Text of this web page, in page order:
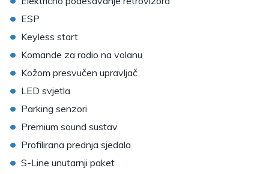
• ESP
• Keyless start
• Komande za radio na volanu
• Kožom presvučen upravljač
• LED svjetla
• Parking senzori
• Premium sound sustav
• Profilirana prednja sjedala
• S-Line unutarnji paket